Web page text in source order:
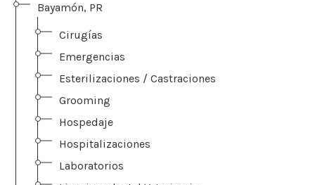
Bayamón, PR
Cirugías
Emergencias
Esterilizaciones / Castraciones
Grooming
Hospedaje
Hospitalizaciones
Laboratorios